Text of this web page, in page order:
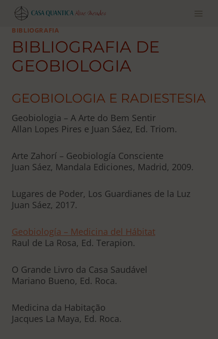
Pular
para
conteúdo
BIBLIOGRAFIA
BIBLIOGRAFIA DE
GEOBIOLOGIA
GEOBIOLOGIA E RADIESTESIA
Geobiologia – A Arte do Bem Sentir
Allan Lopes Pires e Juan Sáez, Ed. Triom.
Arte Zahorí – Geobiología Consciente
Juan Sáez, Mandala Ediciones, Madrid, 2009.
Lugares de Poder, Los Guardianes de la Luz
Juan Sáez, 2017.
Geobiología – Medicina del Hábitat
Raul de La Rosa, Ed. Terapion.
O Grande Livro da Casa Saudável
Mariano Bueno, Ed. Roca.
Medicina da Habitação
Jacques La Maya, Ed. Roca.